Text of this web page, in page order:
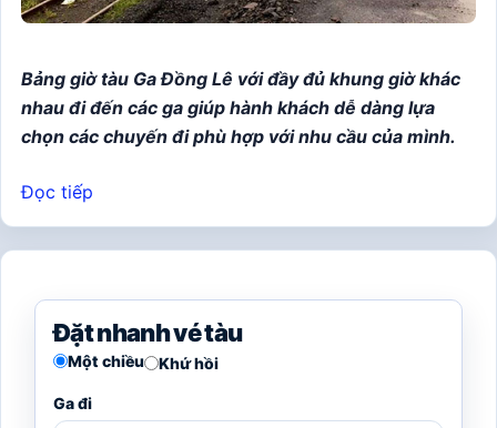
Bảng giờ tàu Ga Đồng Lê với đầy đủ khung giờ khác
nhau đi đến các ga giúp hành khách dễ dàng lựa
chọn các chuyến đi phù hợp với nhu cầu của mình.
Đọc tiếp
Đặt nhanh vé tàu
Một chiều Khứ hồi
Ga đi